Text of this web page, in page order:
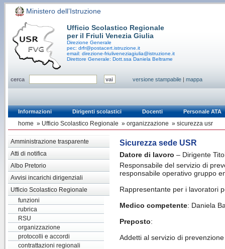
Ministero dell’Istruzione
Ufficio Scolastico Regionale
per il Friuli Venezia Giulia
Direzione Generale
pec: drfr@postacert.istruzione.it
email: direzione-friuliveneziagiulia@istruzione.it
Direttore Generale: Dott.ssa Daniela Beltrame
cerca versione stampabile |mappa
Informazioni Dirigenti scolastici Docenti Personale ATA
home » Ufficio Scolastico Regionale » organizzazione » sicurezza usr
Amministrazione trasparente
Atti di notifica
Albo Pretorio
Avvisi incarichi dirigenziali
Ufficio Scolastico Regionale
funzioni
rubrica
RSU
organizzazione
protocolli e accordi
contrattazioni regionali
Sicurezza sede USR
Datore di lavoro – Dirigente
Responsabile del servizio di
responsabile operativo gruppo
Rappresentante per i lavoratori
Medico competente: Daniela
Preposto:
Addetti al servizio di